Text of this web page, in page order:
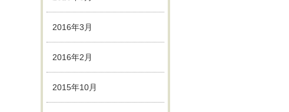
2016年3月
2016年2月
2015年10月